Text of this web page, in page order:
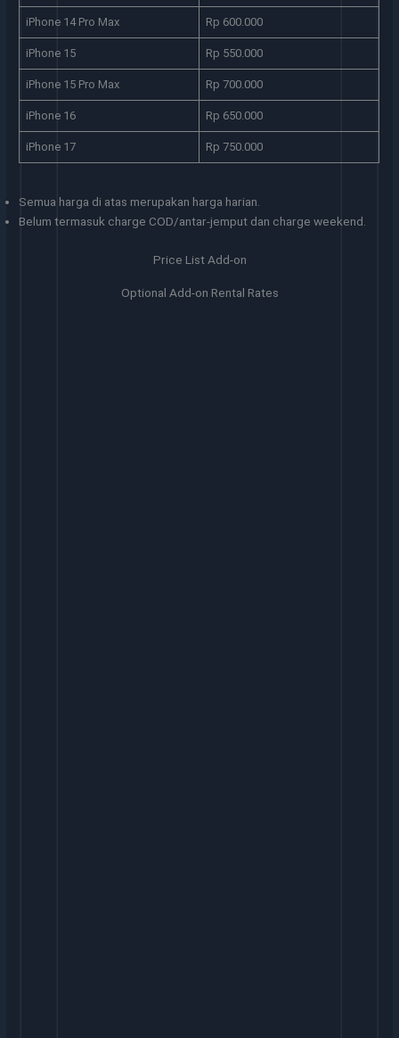
iPhone 14 Pro Max Rp 600.000
iPhone 15 Rp 550.000
iPhone 15 Pro Max Rp 700.000
iPhone 16 Rp 650.000
iPhone 17 Rp 750.000
Semua harga di atas merupakan harga harian.
Belum termasuk charge COD/antar-jemput dan charge weekend.
Price List Add-on
Optional Add-on Rental Rates